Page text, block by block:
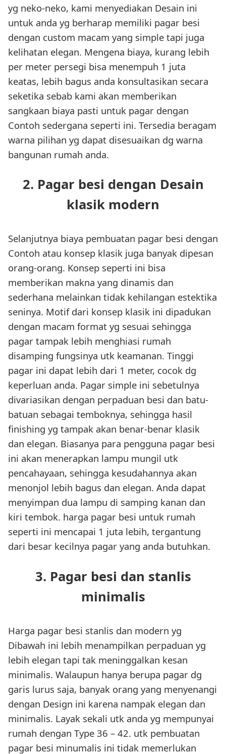
yg neko-neko, kami menyediakan Desain ini
untuk anda yg berharap memiliki pagar besi
dengan custom macam yang simple tapi juga
kelihatan elegan. Mengena biaya, kurang lebih
per meter persegi bisa menempuh 1 juta
keatas, lebih bagus anda konsultasikan secara
seketika sebab kami akan memberikan
sangkaan biaya pasti untuk pagar dengan
Contoh sedergana seperti ini. Tersedia beragam
warna pilihan yg dapat disesuaikan dg warna
bangunan rumah anda.
2. Pagar besi dengan Desain
klasik modern
Selanjutnya biaya pembuatan pagar besi dengan
Contoh atau konsep klasik juga banyak dipesan
orang-orang. Konsep seperti ini bisa
memberikan makna yang dinamis dan
sederhana melainkan tidak kehilangan estektika
seninya. Motif dari konsep klasik ini dipadukan
dengan macam format yg sesuai sehingga
pagar tampak lebih menghiasi rumah
disamping fungsinya utk keamanan. Tinggi
pagar ini dapat lebih dari 1 meter, cocok dg
keperluan anda. Pagar simple ini sebetulnya
divariasikan dengan perpaduan besi dan batu-
batuan sebagai temboknya, sehingga hasil
finishing yg tampak akan benar-benar klasik
dan elegan. Biasanya para pengguna pagar besi
ini akan menerapkan lampu mungil utk
pencahayaan, sehingga kesudahannya akan
menonjol lebih bagus dan elegan. Anda dapat
menyimpan dua lampu di samping kanan dan
kiri tembok. harga pagar besi untuk rumah
seperti ini mencapai 1 juta lebih, tergantung
dari besar kecilnya pagar yang anda butuhkan.
3. Pagar besi dan stanlis
minimalis
Harga pagar besi stanlis dan modern yg
Dibawah ini lebih menampilkan perpaduan yg
lebih elegan tapi tak meninggalkan kesan
minimalis. Walaupun hanya berupa pagar dg
garis lurus saja, banyak orang yang menyenangi
dengan Design ini karena nampak elegan dan
minimalis. Layak sekali utk anda yg mempunyai
rumah dengan Type 36 – 42. utk pembuatan
pagar besi minumalis ini tidak memerlukan